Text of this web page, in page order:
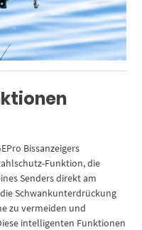
Bissanzeigers
Funktion, die
Senders direkt am
Schwankunterdrückung
zu vermeiden und
intelligenten Funktionen